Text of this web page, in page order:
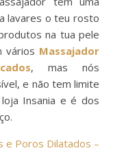
lavares o teu rosto
na tua pele
vários Massajador
, mas nós
e não tem limite
Insania e é dos
e Poros Dilatados –